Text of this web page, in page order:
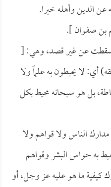
عن الدين وأهله خيرا.
بن صفوان ].
سقطت عن غير قصد، وهي: [
أي: لا يحيطون به علماً ولا
بل هو سبحانه محيط بكل
الناس ولا قواهم ولا
به حواس البشر وقواهم
كيفية ما هو عليه عز وجل، أو